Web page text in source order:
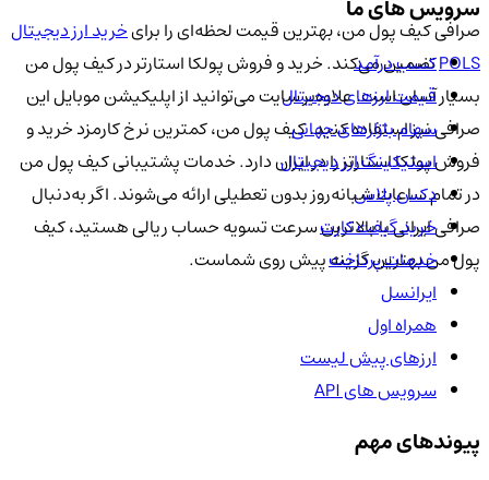
صرافی کیف پول من، بهترین قیمت لحظه‌ای را برایخرید ارز دیجیتال
POLSتضمین می‌کند. خرید و فروش پولکا استارتر در کیف پول من
بسیار آسان است. علاوه‌بر سایت می‌توانید از اپلیکیشن موبایل این
صرافی نیز استفاده کنید. کیف پول من، کمترین نرخ کارمزد خرید و
فروش پولکا استارتر را در ایران دارد. خدمات پشتیبانی کیف پول من
در تمام ساعات شبانه‌روز بدون تعطیلی ارائه می‌شوند. اگر به‌دنبال
صرافی ایرانی با بالاترین سرعت تسویه حساب ریالی هستید، کیف
پول من بهترین گزینه پیش روی شماست.
سرویس های ما
کسب درآمد
قیمت ارزهای دیجیتال
سهام بازارهای جهانی
استیکینگ ارز دیجیتال
دکس پلاس
خرید گیفت کارت
خدمات پرداخت
ایرانسل
همراه اول
ارزهای پیش لیست
سرویس های API
پیوندهای مهم